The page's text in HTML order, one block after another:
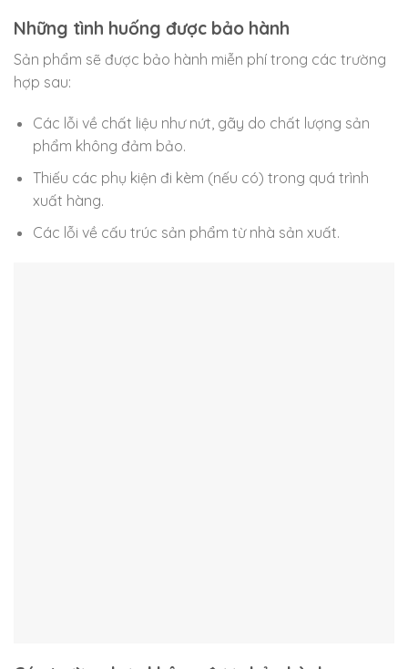
Những tình huống được bảo hành
Sản phẩm sẽ được bảo hành miễn phí trong các trường
hợp sau:
Các lỗi về chất liệu như nứt, gãy do chất lượng sản
phẩm không đảm bảo.
Thiếu các phụ kiện đi kèm (nếu có) trong quá trình
xuất hàng.
Các lỗi về cấu trúc sản phẩm từ nhà sản xuất.